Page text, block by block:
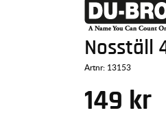
Nosställ
Artnr: 13153
149 kr